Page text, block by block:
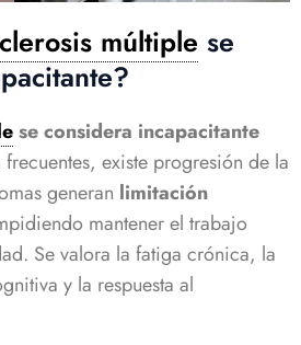
múltiple se
se considera incapacitante
existe progresión de la
generan limitación
mantener el trabajo
Se valora la fatiga crónica, la
y la respuesta al